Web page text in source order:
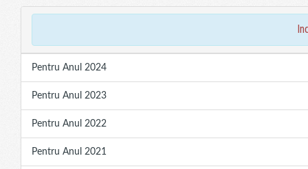
Pentru Anul 2024
Pentru Anul 2023
Pentru Anul 2022
Pentru Anul 2021